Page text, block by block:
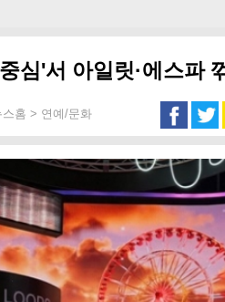
심'서 아일릿·에스파
스홈 > 연예/문화